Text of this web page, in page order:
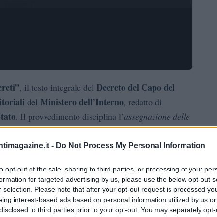
- Do Not Process My Personal Information
opt-out of the sale, sharing to third parties, or processing of your
for targeted advertising by us, please use the below opt-out
selection. Please note that after your opt-out request is processed
interest-based ads based on personal information utilized by us
to third parties prior to your opt-out. You may separately
, il testo integrale del Decreto del Capo del
del Ministero dell’Interno, redatto di
. Il provvedimento disciplina l’assegnazione delle
seguenti, della legge 30 dicembre 2018, n.145per
normativo e contabile che guiderà la
l’allegato 1e l’allegato 2, che contengono
per l’applicazione del provvedimento. Si segnala
nellaGazzetta Ufficiale della Repubblica